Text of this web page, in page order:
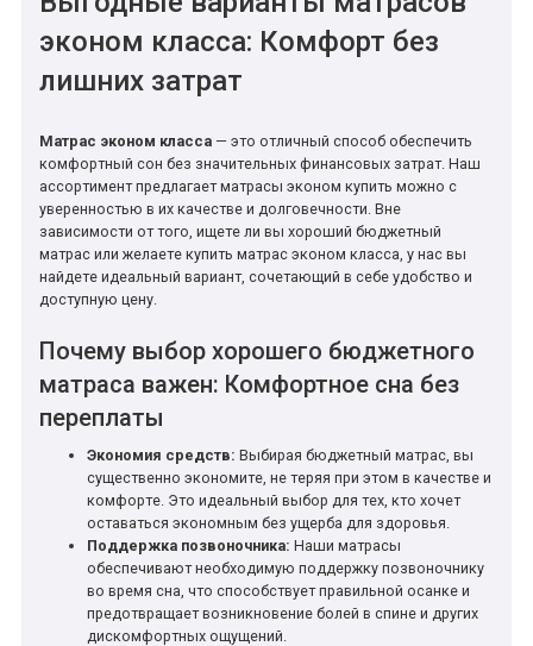
эконом класса: Комфорт без
лишних затрат
Матрас эконом класса — это отличный способ обеспечить
комфортный сон без значительных финансовых затрат. Наш
ассортимент предлагает матрасы эконом купить можно с
уверенностью в их качестве и долговечности. Вне
зависимости от того, ищете ли вы хороший бюджетный
матрас или желаете купить матрас эконом класса, у нас вы
найдете идеальный вариант, сочетающий в себе удобство и
доступную цену.
Почему выбор хорошего бюджетного
матраса важен: Комфортное сна без
переплаты
Экономия средств: Выбирая бюджетный матрас, вы
существенно экономите, не теряя при этом в качестве и
комфорте. Это идеальный выбор для тех, кто хочет
оставаться экономным без ущерба для здоровья.
Поддержка позвоночника: Наши матрасы
обеспечивают необходимую поддержку позвоночнику
во время сна, что способствует правильной осанке и
предотвращает возникновение болей в спине и других
дискомфортных ощущений.